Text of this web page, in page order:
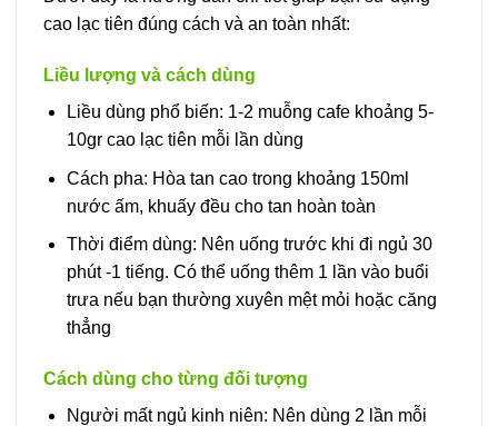
cao lạc tiên đúng cách và an toàn nhất:
Liều lượng và cách dùng
Liều dùng phổ biến: 1-2 muỗng cafe khoảng 5-
10gr cao lạc tiên mỗi lần dùng
Cách pha: Hòa tan cao trong khoảng 150ml
nước ấm, khuấy đều cho tan hoàn toàn
Thời điểm dùng: Nên uống trước khi đi ngủ 30
phút -1 tiếng. Có thể uống thêm 1 lần vào buổi
trưa nếu bạn thường xuyên mệt mỏi hoặc căng
thẳng
Cách dùng cho từng đối tượng
Người mất ngủ kinh niên: Nên dùng 2 lần mỗi